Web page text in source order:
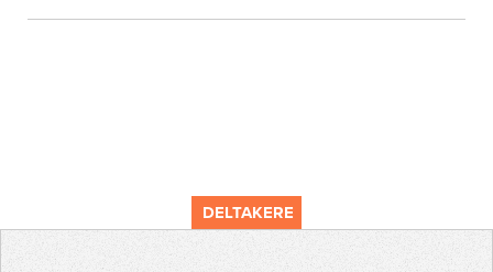
DELTAKERE